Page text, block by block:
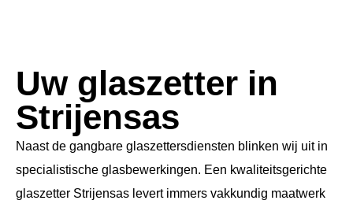
Uw glaszetter in
Strijensas
Naast de gangbare glaszettersdiensten blinken wij uit in
specialistische glasbewerkingen. Een kwaliteitsgerichte
glaszetter Strijensas levert immers vakkundig maatwerk